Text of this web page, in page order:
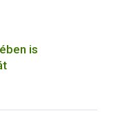
is